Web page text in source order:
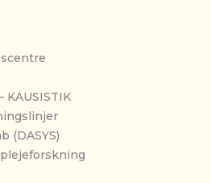
KAUSISTIK
(DASYS)